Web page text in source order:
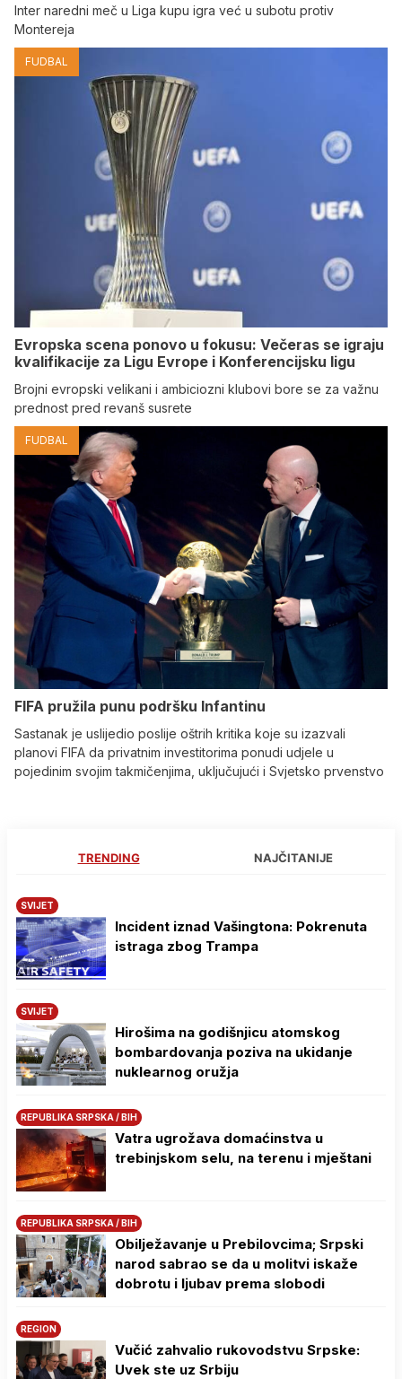
Inter naredni meč u Liga kupu igra već u subotu protiv
Montereja
FUDBAL
Evropska scena ponovo u fokusu: Večeras se igraju
kvalifikacije za Ligu Evrope i Konferencijsku ligu
Brojni evropski velikani i ambiciozni klubovi bore se za važnu
prednost pred revanš susrete
FUDBAL
FIFA pružila punu podršku Infantinu
Sastanak je uslijedio poslije oštrih kritika koje su izazvali
planovi FIFA da privatnim investitorima ponudi udjele u
pojedinim svojim takmičenjima, uključujući i Svjetsko prvenstvo
TRENDING NAJČITANIJE
SVIJET
Incident iznad Vašingtona: Pokrenuta
istraga zbog Trampa
SVIJET
Hirošima na godišnjicu atomskog
bombardovanja poziva na ukidanje
nuklearnog oružja
REPUBLIKA SRPSKA / BIH
Vatra ugrožava domaćinstva u
trebinjskom selu, na terenu i mještani
REPUBLIKA SRPSKA / BIH
Obilježavanje u Prebilovcima; Srpski
narod sabrao se da u molitvi iskaže
dobrotu i ljubav prema slobodi
REGION
Vučić zahvalio rukovodstvu Srpske:
Uvek ste uz Srbiju